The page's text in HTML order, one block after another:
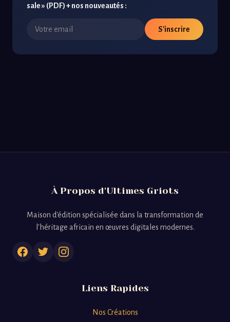
sale » (PDF) + nos nouveautés :
S'inscrire
À Propos d'Ultimes Griots
Maison d'édition spécialisée dans la transformation de
l'héritage africain en œuvres digitales modernes.
Liens Rapides
Nos Créations